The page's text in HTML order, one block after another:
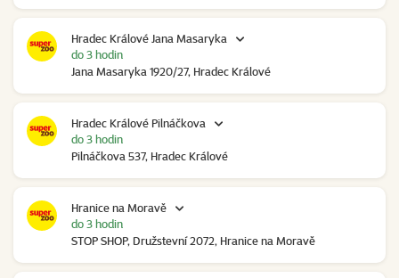
Hradec Králové Jana Masaryka
Jana Masaryka 1920/27, Hradec Králové
do 3 hodin
Hradec Králové Pilnáčkova
Pilnáčkova 537, Hradec Králové
do 3 hodin
Hranice na Moravě
STOP SHOP, Družstevní 2072, Hranice na Moravě
do 3 hodin